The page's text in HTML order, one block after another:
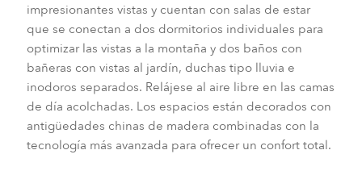
impresionantes vistas y cuentan con salas de estar
que se conectan a dos dormitorios individuales para
optimizar las vistas a la montaña y dos baños con
bañeras con vistas al jardín, duchas tipo lluvia e
inodoros separados. Relájese al aire libre en las camas
de día acolchadas. Los espacios están decorados con
antigüedades chinas de madera combinadas con la
tecnología más avanzada para ofrecer un confort total.